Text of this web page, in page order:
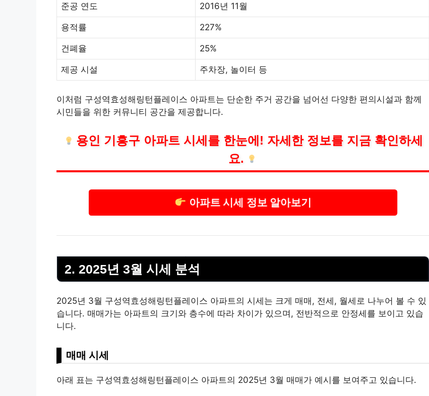
준공 연도 2016년 11월
용적률 227%
건폐율 25%
제공 시설 주차장, 놀이터 등
이처럼 구성역효성해링턴플레이스 아파트는 단순한 주거 공간을 넘어선 다양한 편의시설과 함께
시민들을 위한 커뮤니티 공간을 제공합니다.
용인 기흥구 아파트 시세를 한눈에! 자세한 정보를 지금 확인하세
요.
아파트 시세 정보 알아보기
2. 2025년 3월 시세 분석
2025년 3월 구성역효성해링턴플레이스 아파트의 시세는 크게 매매, 전세, 월세로 나누어 볼 수 있
습니다. 매매가는 아파트의 크기와 층수에 따라 차이가 있으며, 전반적으로 안정세를 보이고 있습
니다.
매매 시세
아래 표는 구성역효성해링턴플레이스 아파트의 2025년 3월 매매가 예시를 보여주고 있습니다.